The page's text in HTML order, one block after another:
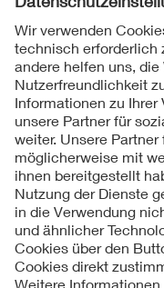
Folgen Sie uns
Kontakt
Impressum
Datenschutzinformationen